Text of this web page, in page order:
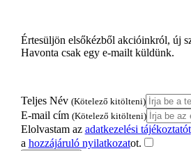
Értesüljön elsőkézből akcióinkról, új
Havonta csak egy e-mailt küldünk.
Teljes Név (Kötelező kitölteni)
E-mail cím (Kötelező kitölteni)
Elolvastam az adatkezelési tájékoztatót
a hozzájáruló nyilatkozatot.